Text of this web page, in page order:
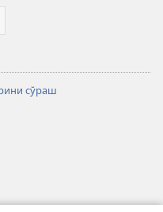
сўраш